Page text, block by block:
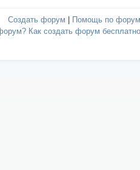
Создать форум Помощь по